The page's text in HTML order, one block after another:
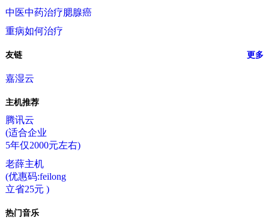
中医中药治疗腮腺癌
重病如何治疗
友链 更多
嘉湿云
主机推荐
腾讯云
(适合企业
5年仅2000元左右)
老薛主机
(优惠码:feilong
立省25元 )
热门音乐